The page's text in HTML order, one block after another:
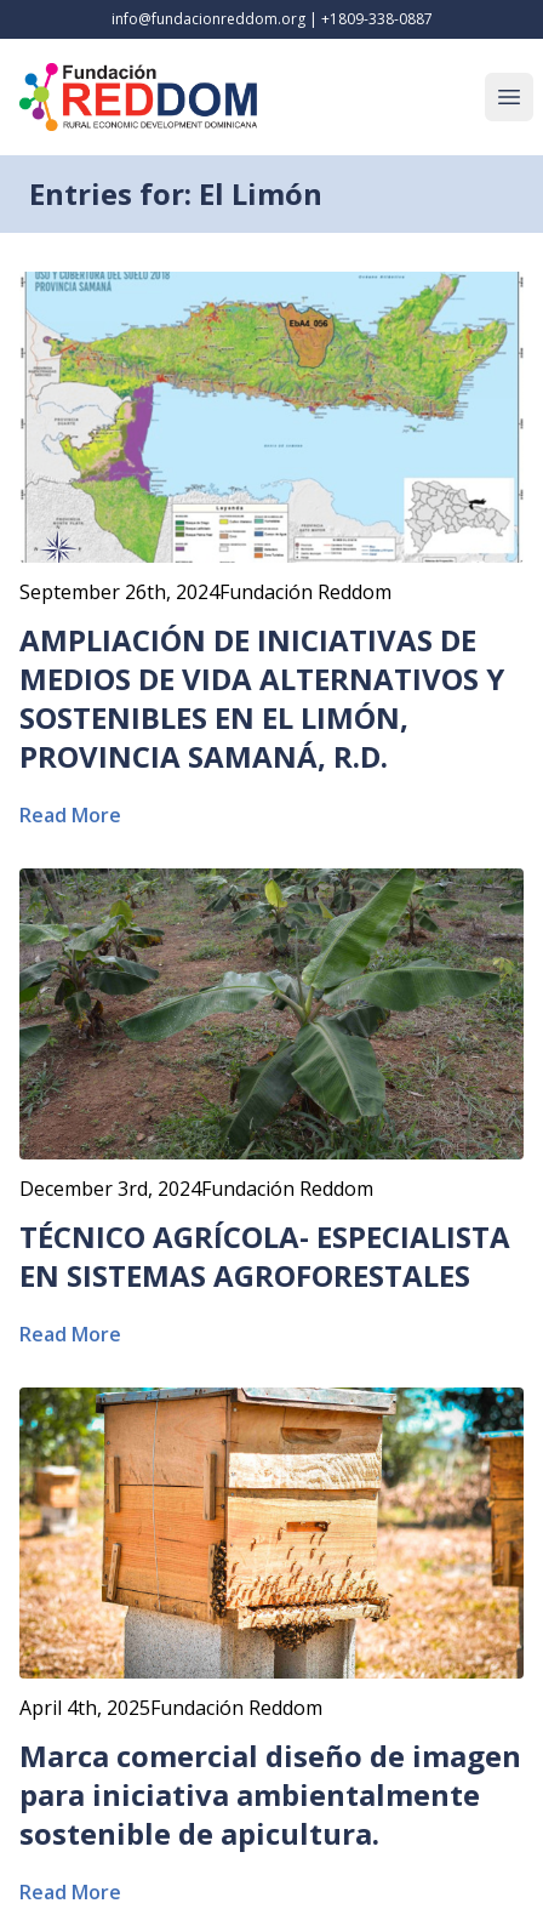
info@fundacionreddom.org| +1809-338-0887
Entries for: El Limón
September 26th, 2024Fundación Reddom
AMPLIACIÓN DE INICIATIVAS DE
MEDIOS DE VIDA ALTERNATIVOS Y
SOSTENIBLES EN EL LIMÓN,
PROVINCIA SAMANÁ, R.D.
Read More
December 3rd, 2024Fundación Reddom
TÉCNICO AGRÍCOLA- ESPECIALISTA
EN SISTEMAS AGROFORESTALES
Read More
April 4th, 2025Fundación Reddom
Marca comercial diseño de imagen
para iniciativa ambientalmente
sostenible de apicultura.
Read More